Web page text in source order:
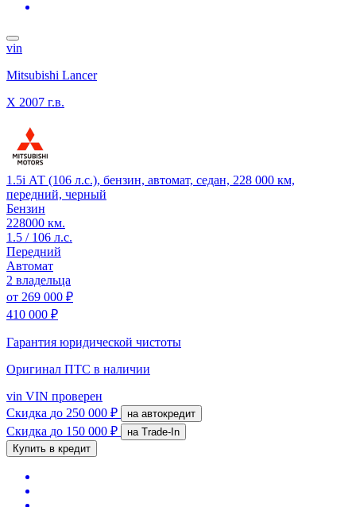
vin
Mitsubishi Lancer
X 2007 г.в.
1.5i АТ (106 л.с.), бензин, автомат, седан, 228 000 км,
передний, черный
Бензин
228000 км.
1.5 / 106 л.с.
Передний
Автомат
2 владельца
от 269 000 ₽
410 000 ₽
Гарантия юридической чистоты
Оригинал ПТС в наличии
vin VIN проверен
Скидка до 250 000 ₽ на автокредит
Скидка до 150 000 ₽
на Trade-In
Купить в кредит